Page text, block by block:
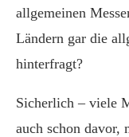
allgemeinen
Ländern gar die
hinterfragt?
Sicherlich – viele
auch schon davor,